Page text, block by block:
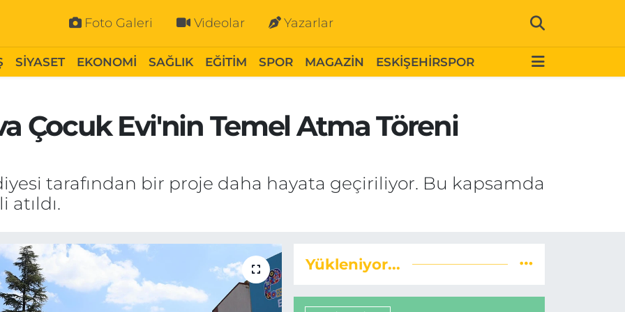
Foto Galeri Videolar Yazarlar
SİYASET EKONOMİ SAĞLIK EĞİTİM SPOR MAGAZİN ESKİŞEHİRSPOR
Çocuk Evi'nin Temel Atma Töreni
tarafından bir proje daha hayata geçiriliyor. Bu kapsamda
atıldı.
Yükleniyor...